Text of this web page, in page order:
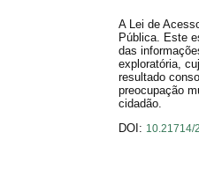
A Lei de
Pública. Este
das
exploratória,
resultado
preocupação
cidadão.
DOI: 10.21714/